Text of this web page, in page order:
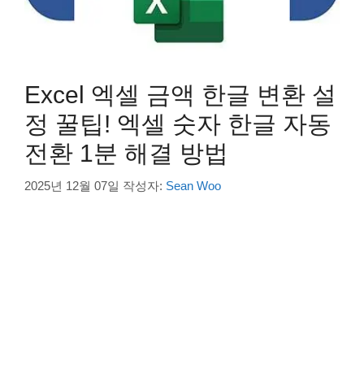
Excel 엑셀 금액 한글 변환 설
정 꿀팁! 엑셀 숫자 한글 자동
전환 1분 해결 방법
2025년 12월 07일 작성자: Sean Woo